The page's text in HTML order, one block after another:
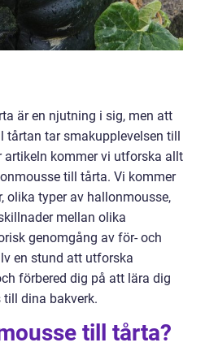
är en njutning i sig, men att
tårtan tar smakupplevelsen till
artikeln kommer vi utforska allt
till tårta. Vi kommer
olika typer av hallonmousse,
mellan olika
genomgång av för- och
en stund att utforska
förbered dig på att lära dig
dina bakverk.
till tårta?